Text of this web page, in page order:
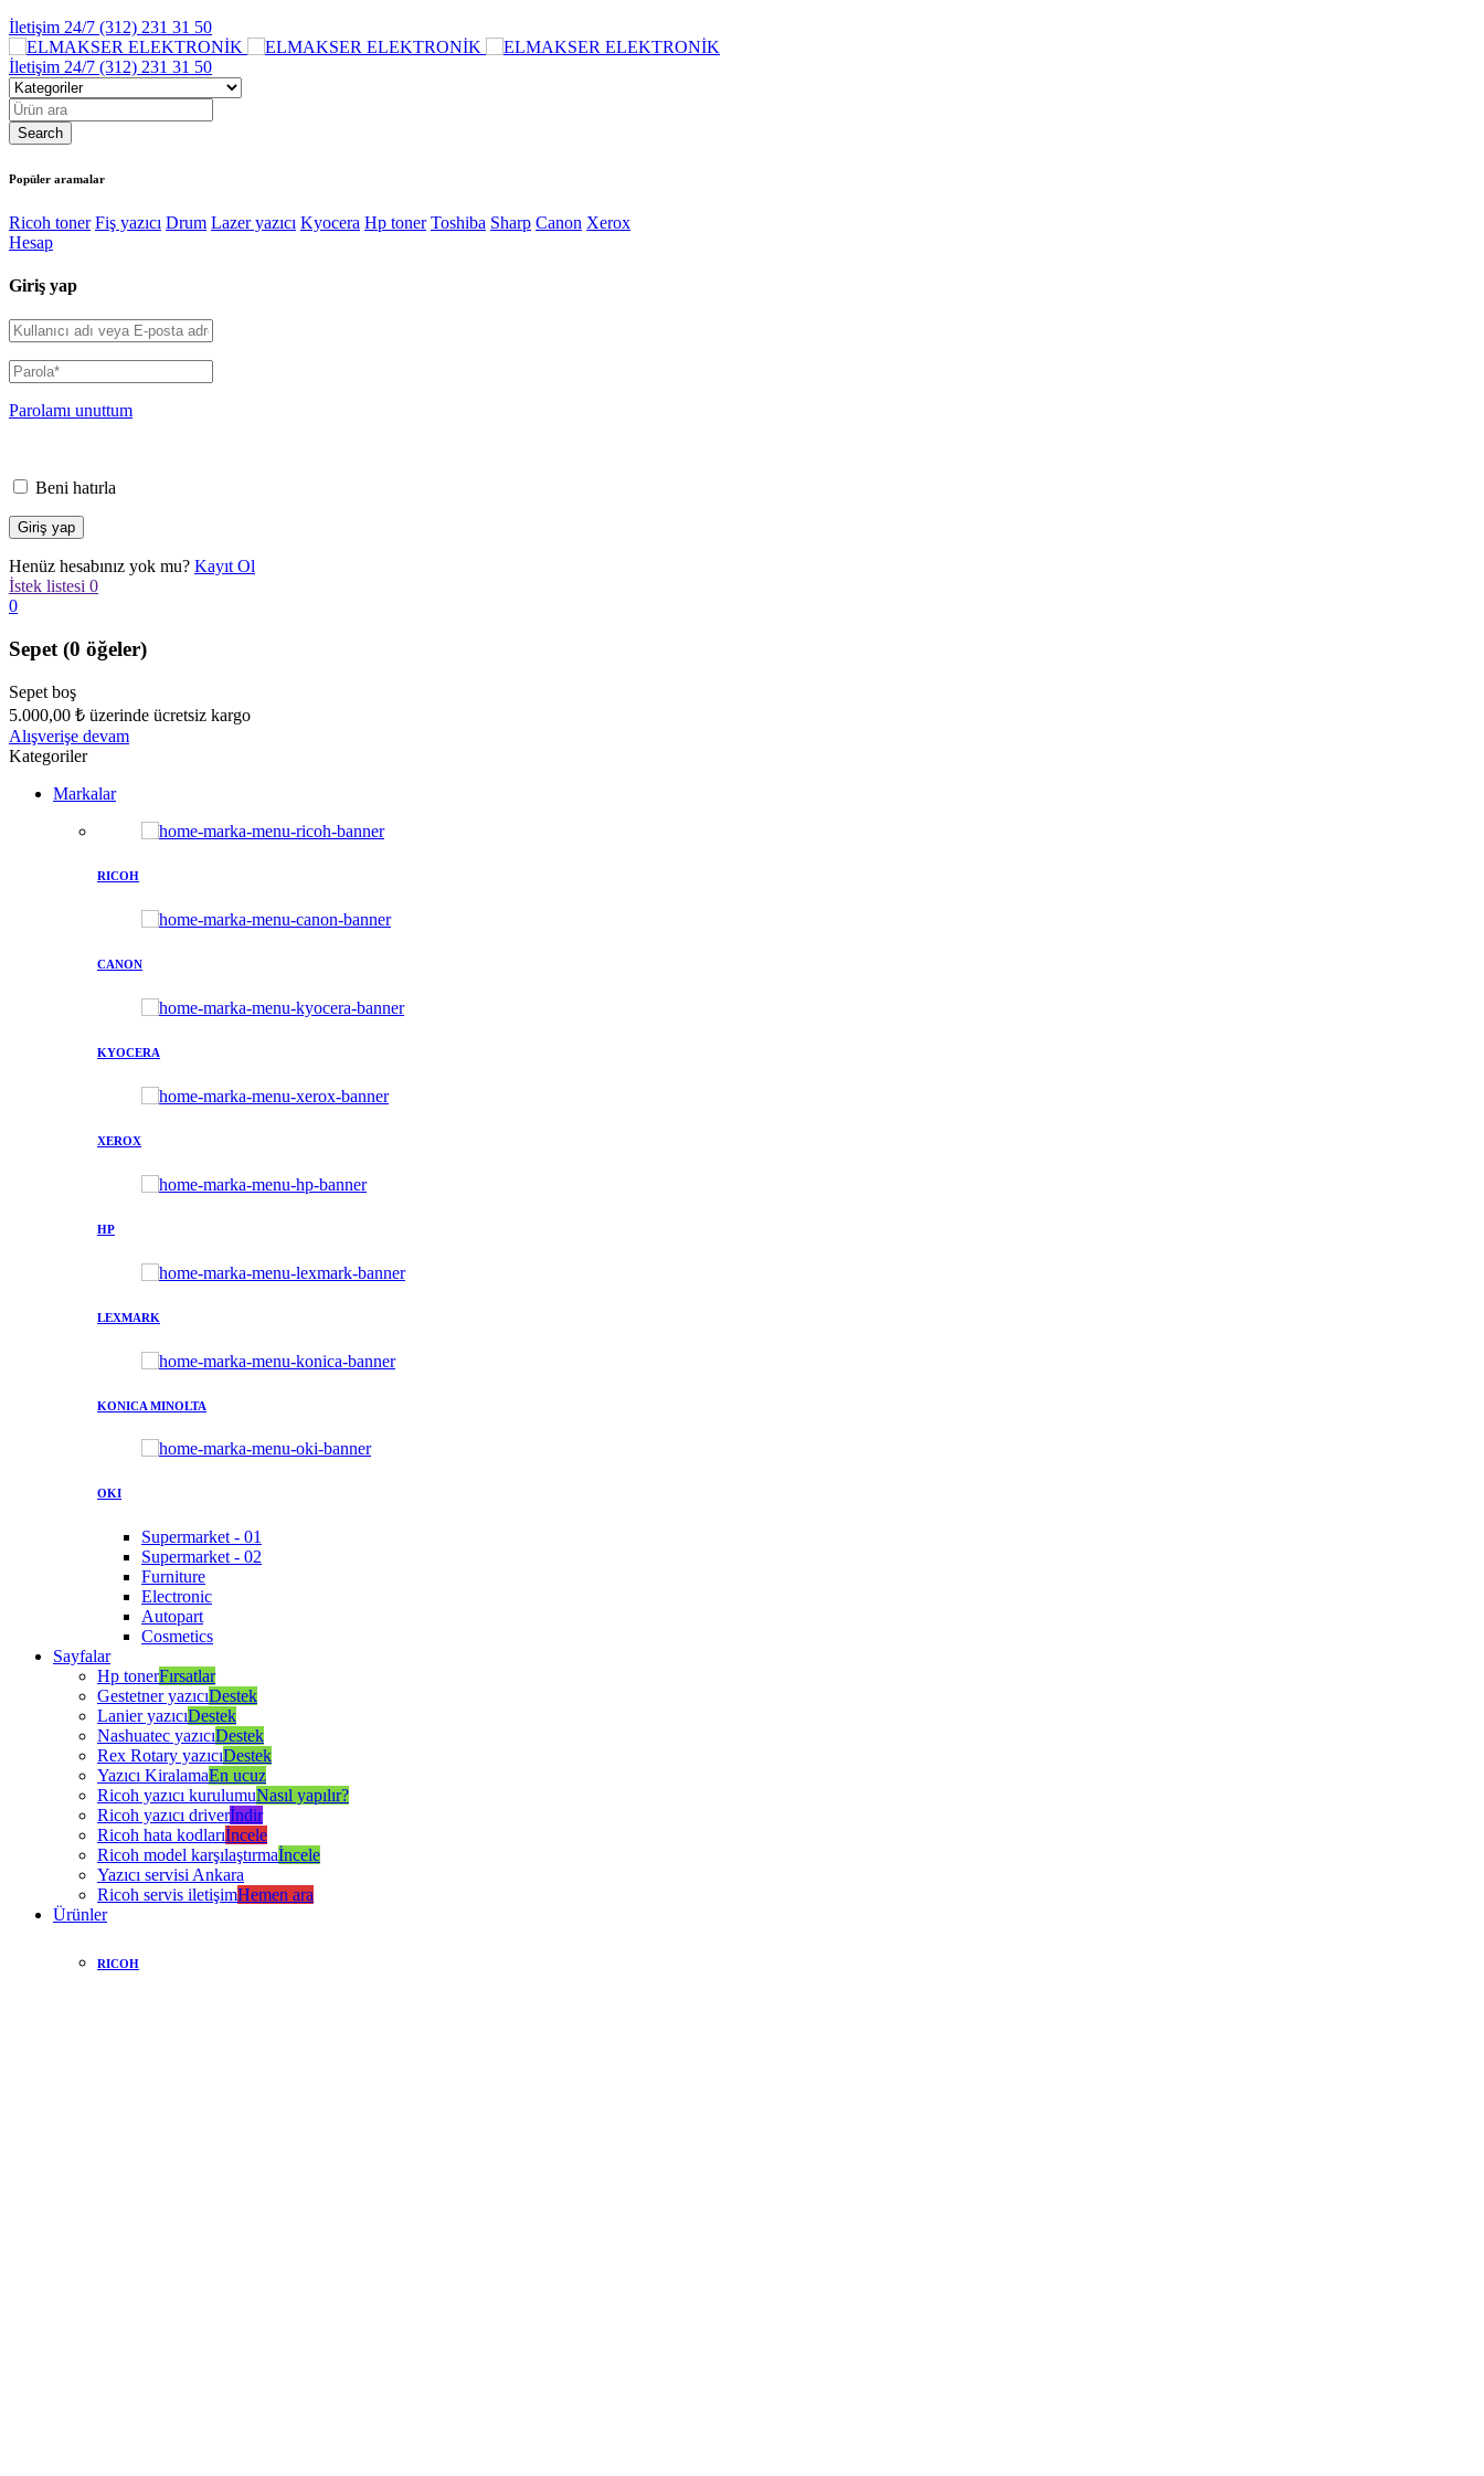
İletişim 24/7 (312) 231 31 50
İletişim 24/7 (312) 231 31 50
Popüler aramalar
Ricoh toner Fiş yazıcı Drum Lazer yazıcı Kyocera Hp toner Toshiba Sharp Canon Xerox
Hesap
Giriş yap
Parolamı unuttum
Beni hatırla
Henüz hesabınız yok mu? Kayıt Ol
İstek listesi 0
0
Sepet (0 öğeler)
Sepet boş
5.000,00 ₺ üzerinde ücretsiz kargo
Alışverişe devam
Kategoriler
Markalar
RICOH
CANON
KYOCERA
XEROX
HP
LEXMARK
KONICA MINOLTA
OKI
Supermarket - 01
Supermarket - 02
Furniture
Electronic
Autopart
Cosmetics
Sayfalar
Hp tonerFırsatlar
Gestetner yazıcıDestek
Lanier yazıcıDestek
Nashuatec yazıcıDestek
Rex Rotary yazıcıDestek
Yazıcı KiralamaEn ucuz
Ricoh yazıcı kurulumuNasıl yapılır?
Ricoh yazıcı driverİndir
Ricoh hata kodlarıİncele
Ricoh model karşılaştırmaİncele
Yazıcı servisi Ankara
Ricoh servis iletişimHemen ara
Ürünler
RICOH